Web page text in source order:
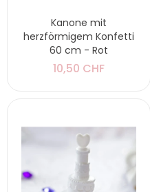
Kanone mit
herzförmigem Konfetti
60 cm - Rot
10,50 CHF